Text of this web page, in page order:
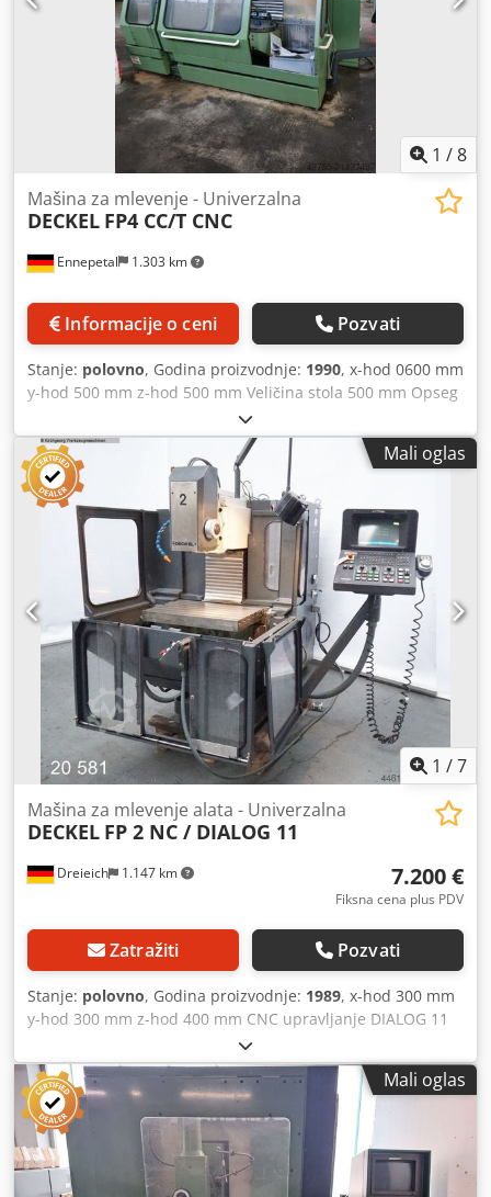
1 /8
Ennepetal 1.303 km
Mašina za mlevenje - Univerzalna
DECKEL FP4 CC/T CNC
Informacije o ceni Pozvati
Stanje: polovno, Godina proizvodnje: 1990, x-hod 0600 mm
y-hod 500 mm z-hod 500 mm Veličina stola 500 mm Opseg
posmaka 2-10.000 mm/min Brzi hod 10 m/min Prihvat alata
ISO 40 Opseg obrtaja 0-6300 o/min Glavni pogon DC 8 kW
CNC upravljanje Dialog 11 Chedpfxeyq Sk Us Aayja Ukupna
potrebna snaga 23 KVA Težina mašine cca 5050 kg
Potrebni prostor cca 3,0x2,5x2,0 m CNC alatna glodalica sa
upravljanjem Dialog 11, zaštitna kabina protiv prskanja,
rotacioni sto kao četvrta osa i magacin za izmenu alata sa
40 pozicija. Mašina je remontovana. Mašinu je 2010.
godine remontovala i modernizovala firma FPS.
Mali oglas
1 /7
Dreieich 1.147 km
Mašina za mlevenje alata - Univerzalna
DECKEL FP 2 NC / DIALOG 11
7.200 €
Fiksna cena plus PDV
Zatražiti Pozvati
Stanje: polovno, Godina proizvodnje: 1989, x-hod 300 mm
y-hod 300 mm z-hod 400 mm CNC upravljanje DIALOG 11
Prihvat vretena ISO 40 Obrtaji vretena 31 - 5.000 o/min
Dimenzije stola 620 x 390 mm Opterećenje stola 250 kg
Pogonska snaga 5,5 kW Beskonačno promenljivi pomaci 2 -
6.000 mm/min Izlaz vretena 80 mm Radni napon 380 V
Ukupna potreba za energijom 11,0 kVA Težina mašine cca
1,65 t Potreban prostor cca 1,85 x 1,90 x 1,80 m Elektro
ormar 1,35 x 0,70 x 1,70 m - Fabr. broj: 2836-0283 Codpfx
Mali oglas